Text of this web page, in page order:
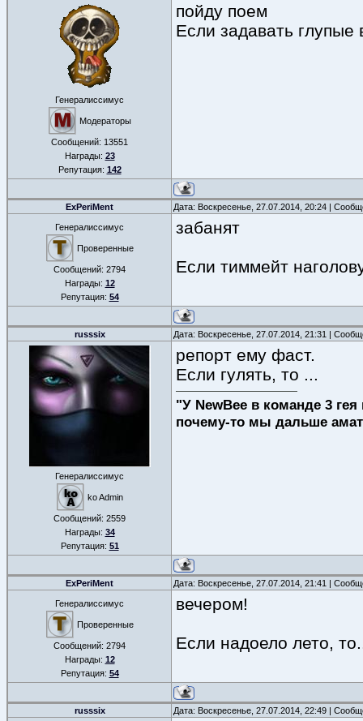
Генералиссимус
Модераторы
Сообщений: 13551
Награды: 23
Репутация: 142
пойду поем
Если задавать глупые
ExPeriMent Дата: Воскресенье, 27.07.2014, 20:24 |
Генералиссимус
Проверенные
Сообщений: 2794
Награды: 12
Репутация: 54
забанят
Если тиммейт
russsix Дата: Воскресенье, 27.07.2014, 21:31 |
Генералиссимус
ko Admin
Сообщений: 2559
Награды: 34
Репутация: 51
репорт ему фаст.
Если гулять, то ...
"У NewBee в команде 3
почему-то мы дальше
ExPeriMent Дата: Воскресенье, 27.07.2014, 21:41 |
Генералиссимус
Проверенные
Сообщений: 2794
Награды: 12
Репутация: 54
вечером!
Если надоело лето,
russsix Дата: Воскресенье, 27.07.2014, 22:49 |